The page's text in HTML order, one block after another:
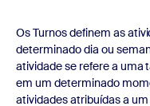
Os Turnos definem as
determinado dia ou
atividade se refere a uma
em um determinado
atividades atribuídas a